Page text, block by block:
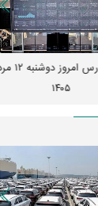
پیش‌بینی بورس امروز دوشنبه ۱۲ مرداد ماه